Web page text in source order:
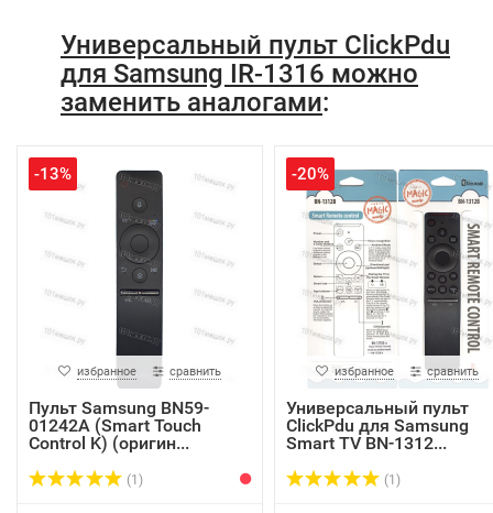
Универсальный пульт ClickPdu
для Samsung IR-1316 можно
заменить аналогами:
-13%
избранное сравнить
Пульт Samsung BN59-
01242A (Smart Touch
Control K) (оригин...
(1)
-20%
избранное сравнить
Универсальный пульт
ClickPdu для Samsung
Smart TV BN-1312...
(1)